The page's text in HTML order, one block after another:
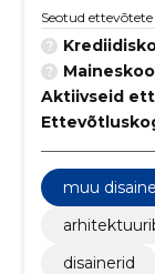
Seotud ettevõtete
Aktiivseid
muu
disainerid